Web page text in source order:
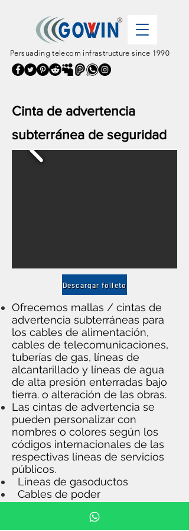
Persuading telecom infrastructure since 1990
Cinta de advertencia
subterránea de seguridad
Descargar folleto
Ofrecemos mallas / cintas de
advertencia subterráneas para
los cables de alimentación,
cables de telecomunicaciones,
tuberías de gas, líneas de
alcantarillado y líneas de agua
de alta presión enterradas bajo
tierra. o alteración de las obras.
Las cintas de advertencia se
pueden personalizar con
nombres o colores según los
códigos internacionales de las
respectivas líneas de servicios
públicos.
Líneas de gasoductos
Cables de poder
y cables de señal